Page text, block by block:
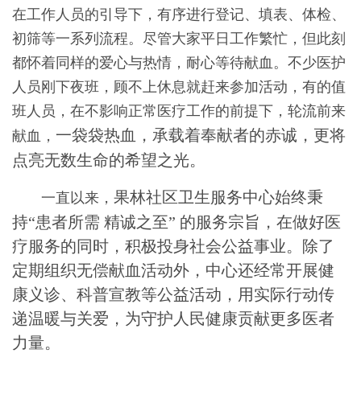
在工作人员的引导下，有序进行登记、填表、体检、
初筛等一系列流程。尽管大家平日工作繁忙，但此刻
都怀着同样的爱心与热情，耐心等待献血。不少医护
人员刚下夜班，顾不上休息就赶来参加活动，有的值
班人员，在不影响正常医疗工作的前提下，轮流前来
献血， 一袋袋热血，承载着奉献者的赤诚，更将
点亮无数生命的希望之光。
一直以来， 果林社区卫生服务中心始终秉
持“患者所需 精诚之至” 的服务宗旨，在做好医
疗服务的同时，积极投身社会公益事业。除了
定期组织无偿献血活动外，中心还经常开展健
康义诊、科普宣教等公益活动，用实际行动传
递温暖与关爱， 为守护人民健康贡献更多医者
力量。